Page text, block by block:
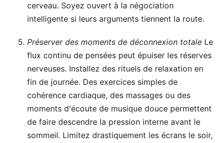
cerveau. Soyez ouvert à la négociation
intelligente si leurs arguments tiennent la route.
Préserver des moments de déconnexion totale Le
flux continu de pensées peut épuiser les réserves
nerveuses. Installez des rituels de relaxation en
fin de journée. Des exercices simples de
cohérence cardiaque, des massages ou des
moments d'écoute de musique douce permettent
de faire descendre la pression interne avant le
sommeil. Limitez drastiquement les écrans le soir,